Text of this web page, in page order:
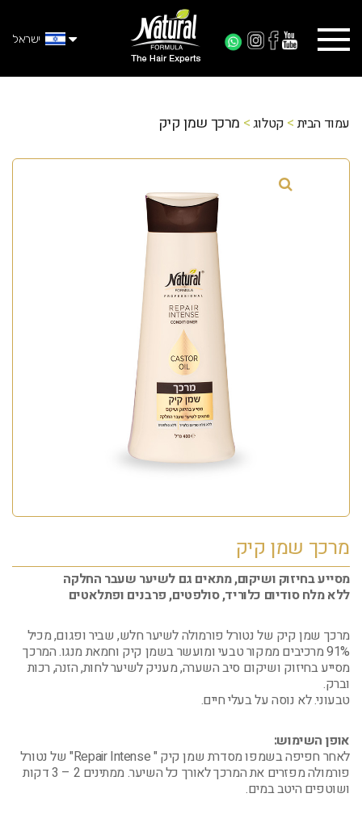
ישראל
עמוד הבית> קטלוג> מרכך שמן קיק
מרכך שמן קיק
מסייע בחיזוק ושיקום, מתאים גם לשיער שעבר החלקה
ללא מלח סודיום כלוריד, סולפטים, פרבנים ופתלאטים
מרכך שמן קיק של נטורל פורמולה לשיער חלש, שביר ופגום, מכיל
91% מרכיבים ממקור טבעי ומועשר בשמן קיק וחמאת מנגו. המרכך
מסייע בחיזוק ושיקום סיב השערה, מעניק לשיער לחות, הזנה, רכות
וברק.
טבעוני. לא נוסה על בעלי חיים.
אופן השימוש:
לאחר חפיפה בשמפו מסדרת שמן קיק " Repair Intense" של נטורל
פורמולה מפזרים את המרכך לאורך כל השיער. ממתינים 2 – 3 דקות
ושוטפים היטב במים.